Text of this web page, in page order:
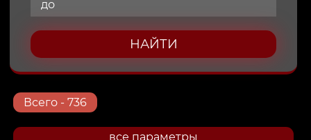
НАЙТИ
Всего - 736
все параметры